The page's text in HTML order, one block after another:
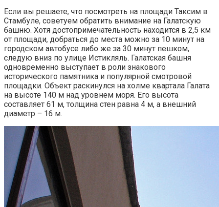
Если вы решаете, что посмотреть на площади Таксим в
Стамбуле, советуем обратить внимание на Галатскую
башню. Хотя достопримечательность находится в 2,5 км
от площади, добраться до места можно за 10 минут на
городском автобусе либо же за 30 минут пешком,
следую вниз по улице Истикляль. Галатская башня
одновременно выступает в роли знакового
исторического памятника и популярной смотровой
площадки. Объект раскинулся на холме квартала Галата
на высоте 140 м над уровнем моря. Его высота
составляет 61 м, толщина стен равна 4 м, а внешний
диаметр – 16 м.